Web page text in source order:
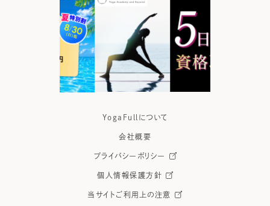
YogaFullについて
会社概要
プライバシーポリシー
個人情報保護方針
当サイトご利用上の注意